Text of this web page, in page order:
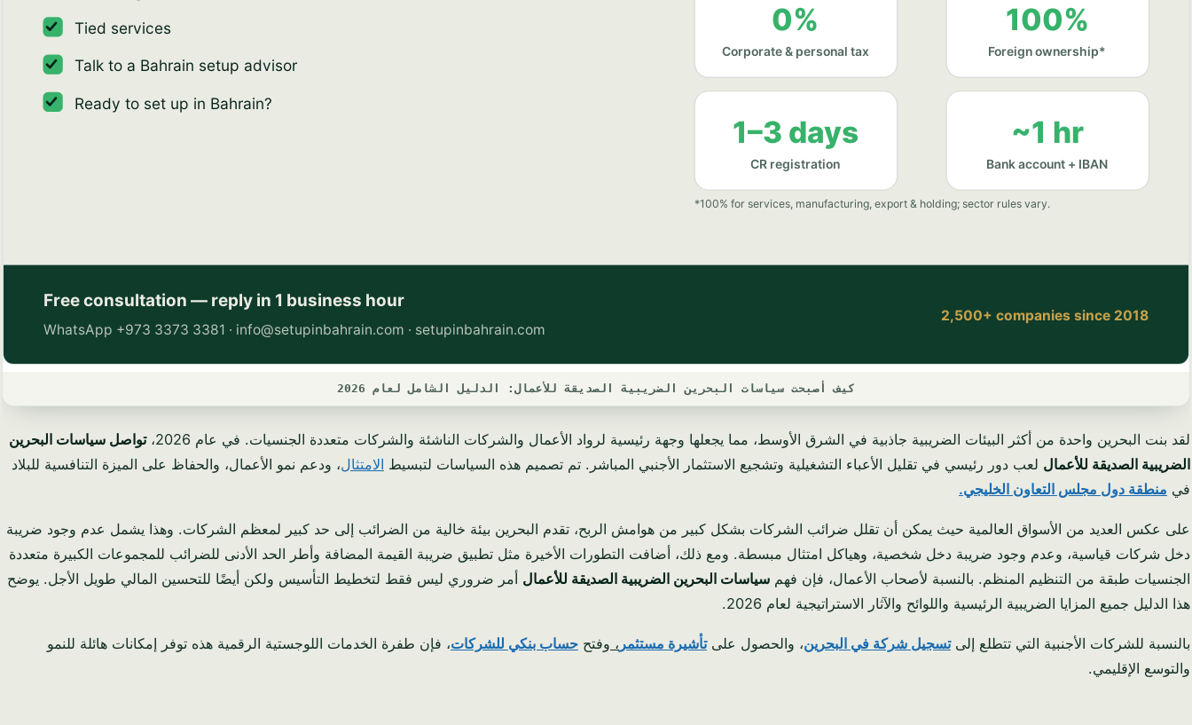
كيف أصبحت سياسات البحرين الضريبية الصديقة للأعمال: الدليل الشامل لعام 2026
لقد بنت البحرين واحدة من أكثر البيئات الضريبية جاذبية في الشرق الأوسط، مما يجعلها وجهة رئيسية لرواد الأعمال والشركات الناشئة والشركات متعددة الجنسيات. في عام 2026،
تواصل سياسات البحرين
الضريبية الصديقة للأعمال لعب دور رئيسي في تقليل الأعباء التشغيلية وتشجيع الاستثمار الأجنبي المباشر. تم تصميم هذه السياسات لتبسيط الامتثال، ودعم نمو الأعمال، والحفاظ على الميزة التنافسية للبلاد
في منطقة دول مجلس التعاون الخليجي.
على عكس العديد من الأسواق العالمية حيث يمكن أن تقلل ضرائب الشركات بشكل كبير من هوامش الربح، تقدم البحرين بيئة خالية من الضرائب إلى حد كبير لمعظم الشركات. وهذا يشمل عدم وجود ضريبة
دخل شركات قياسية، وعدم وجود ضريبة دخل شخصية، وهياكل امتثال مبسطة. ومع ذلك، أضافت التطورات الأخيرة مثل تطبيق ضريبة القيمة المضافة وأطر الحد الأدنى للضرائب للمجموعات الكبيرة متعددة
الجنسيات طبقة من التنظيم المنظم. بالنسبة لأصحاب الأعمال، فإن فهم سياسات البحرين الضريبية الصديقة للأعمال أمر ضروري ليس فقط لتخطيط التأسيس ولكن أيضًا للتحسين المالي طويل الأجل. يوضح
هذا الدليل جميع المزايا الضريبية الرئيسية واللوائح والآثار الاستراتيجية لعام 2026.
بالنسبة للشركات الأجنبية التي تتطلع إلىتسجيل شركة في البحرين، والحصول علىتأشيرة مستثمر ، وفتح حساب بنكي للشركات، فإن طفرة الخدمات اللوجستية الرقمية هذه توفر إمكانات هائلة للنمو
والتوسع الإقليمي.